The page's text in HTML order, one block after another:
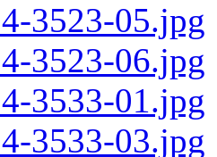
3523-05.jpg
3523-06.jpg
3533-01.jpg
3533-03.jpg